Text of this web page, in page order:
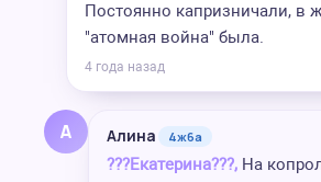
Постоянно капризничали, в
"атомная война" была.
4 года назад
А Алина 4ж6а
???Екатерина???, На